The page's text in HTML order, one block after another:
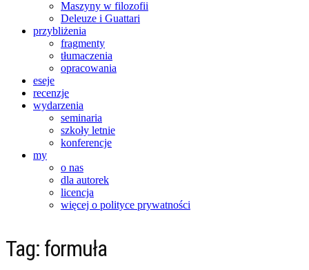
Maszyny w filozofii
Deleuze i Guattari
przybliżenia
fragmenty
tłumaczenia
opracowania
eseje
recenzje
wydarzenia
seminaria
szkoły letnie
konferencje
my
o nas
dla autorek
licencja
więcej o polityce prywatności
Tag: formuła